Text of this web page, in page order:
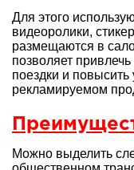
Для этого
видеоролики,
размещаются в
позволяет
поездки и
рекламируемом
Можно выделить